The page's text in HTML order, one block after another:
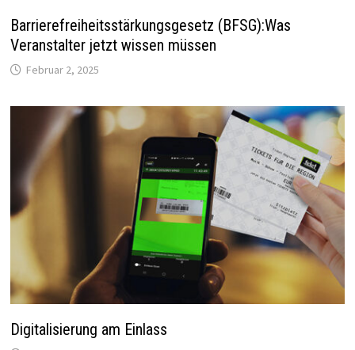
Barrierefreiheitsstärkungsgesetz (BFSG):Was
Veranstalter jetzt wissen müssen
Februar 2, 2025
Digitalisierung am Einlass